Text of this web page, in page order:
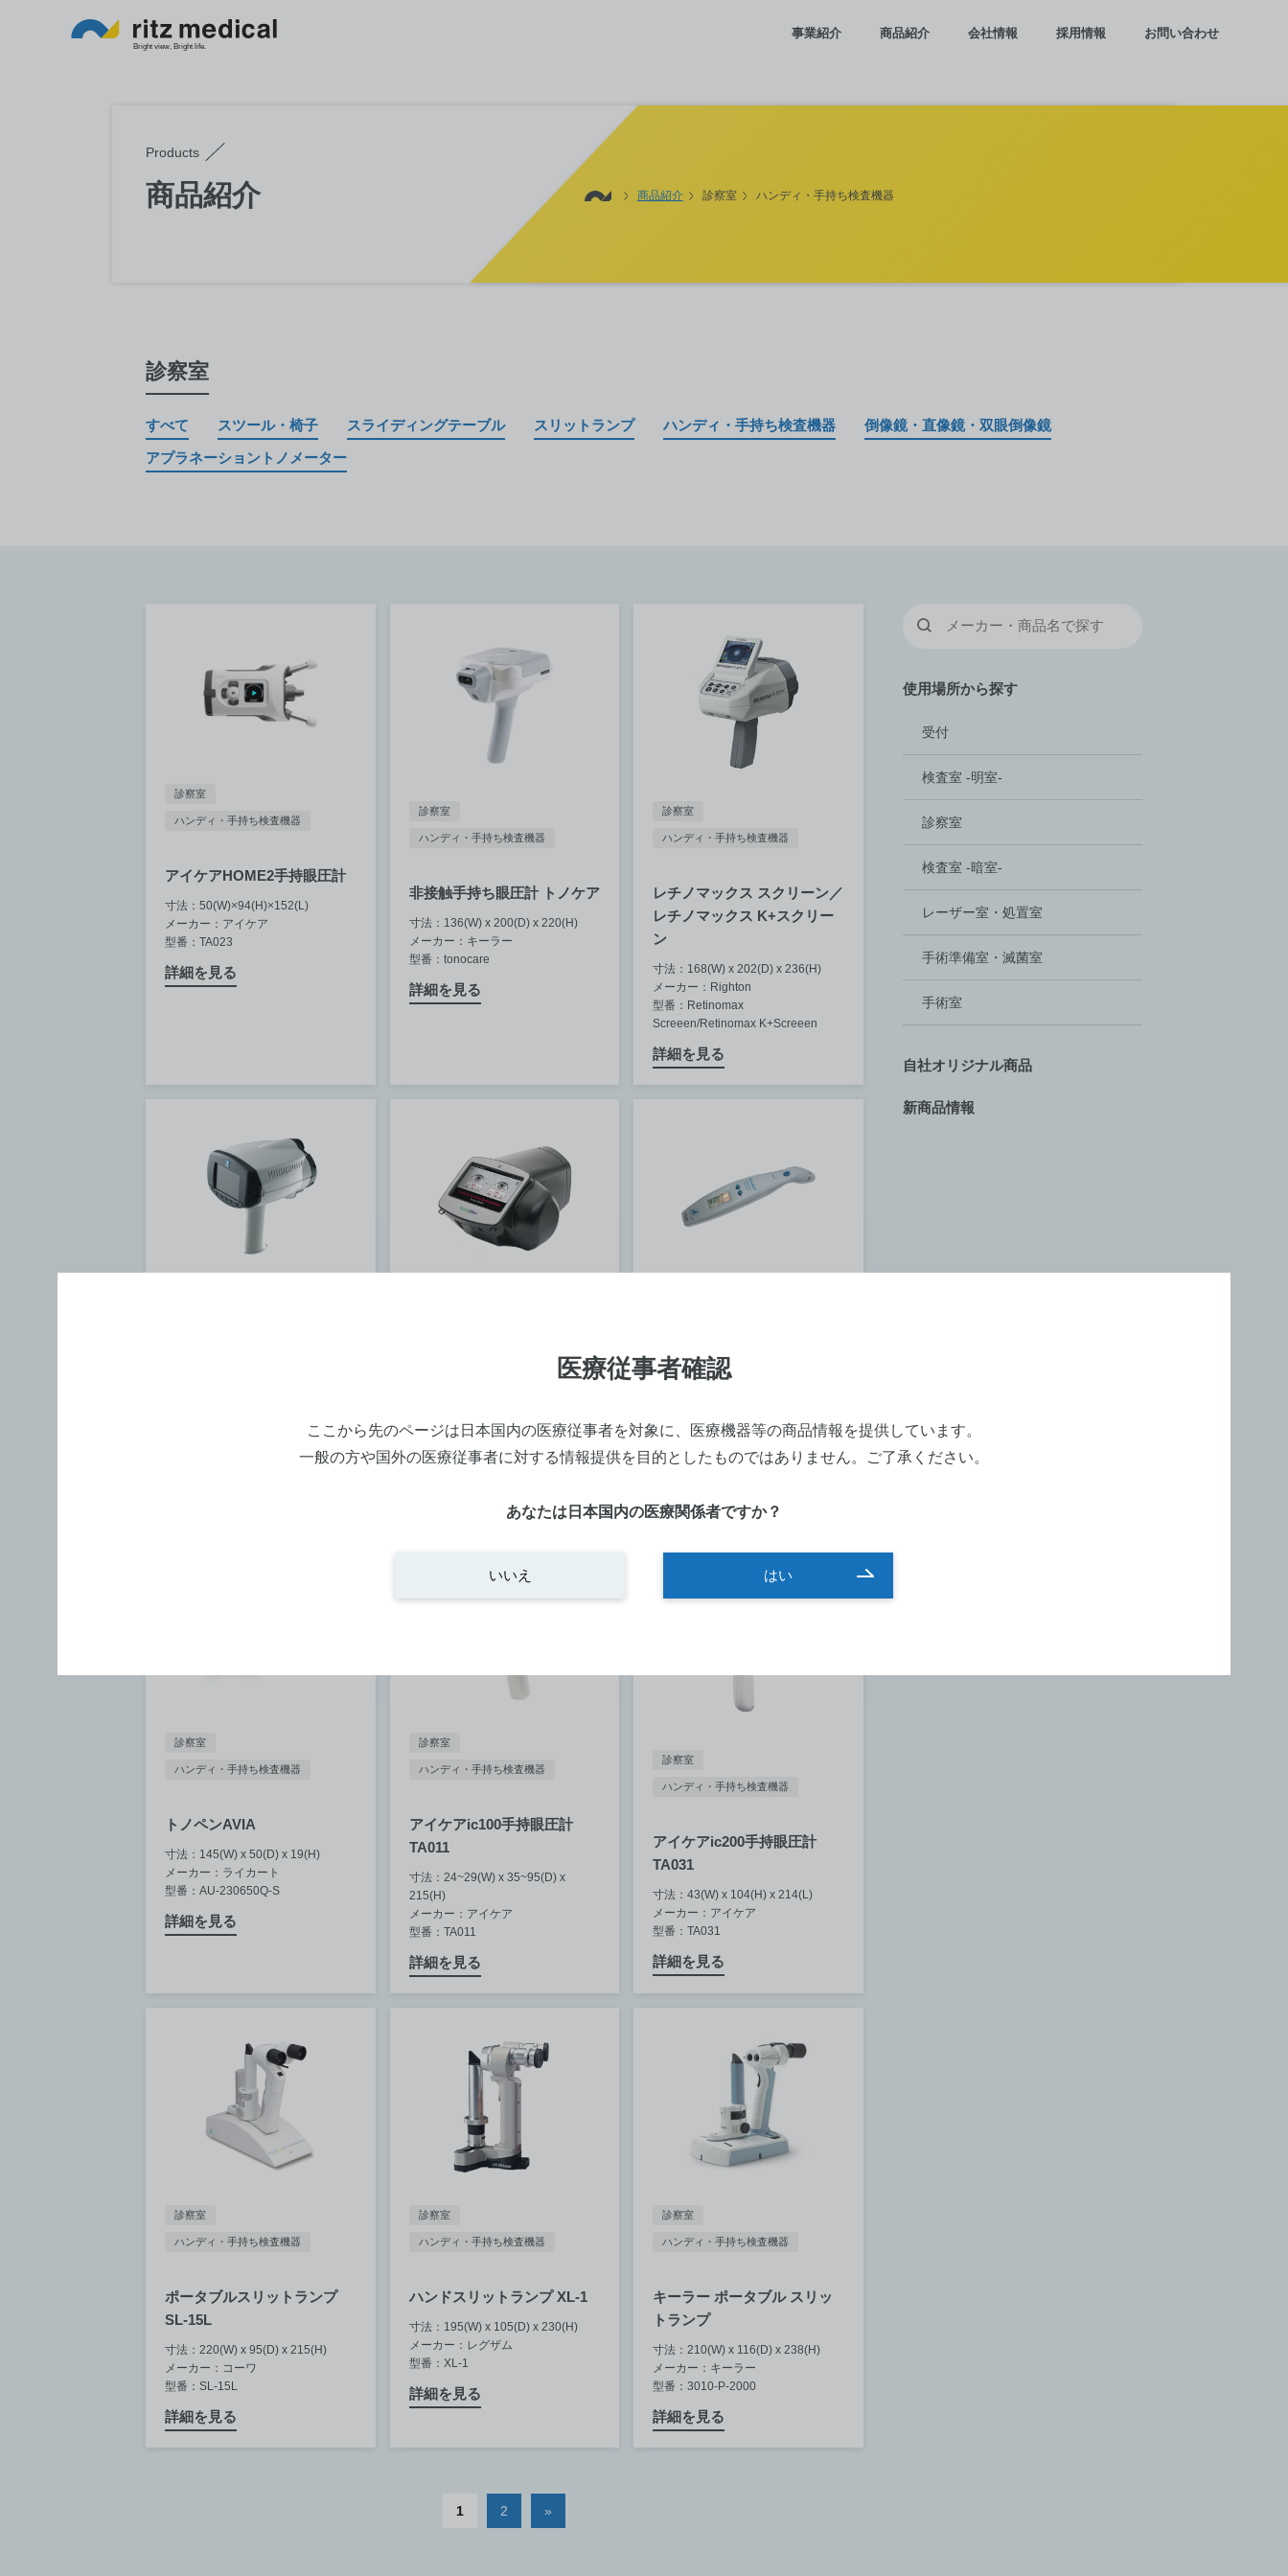
事業紹介 商品紹介 会社情報 採用情報 お問い合わせ
医療従事者確認
ここから先のページは日本国内の医療従事者を対象に、医療機器等の商品情報を提供しています。
一般の方や国外の医療従事者に対する情報提供を目的としたものではありません。ご了承ください。
あなたは日本国内の医療関係者ですか？
いいえ はい
商品紹介 診察室 ハンディ・手持ち検査機器
Products
商品紹介
診察室
すべて スツール・椅子 スライディングテーブル スリットランプ ハンディ・手持ち検査機器
倒像鏡・直像鏡・双眼倒像鏡
アプラネーショントノメーター
診察室
ハンディ・手持ち検査機器
アイケアHOME2手持眼圧計
寸法：50(W)×94(H)×152(L)
メーカー：アイケア
型番：TA023
詳細を見る
診察室
ハンディ・手持ち検査機器
非接触手持ち眼圧計 トノケア
寸法：136(W) x 200(D) x 220(H)
メーカー：キーラー
型番：tonocare
詳細を見る
診察室
ハンディ・手持ち検査機器
レチノマックス スクリーン／
レチノマックス K+スクリー
ン
寸法：168(W) x 202(D) x 236(H)
メーカー：Righton
型番：Retinomax
Screeen/Retinomax K+Screeen
詳細を見る
寸法：206(W) x 181(D) x 224(H)
寸法：152(W) x 203(D) x 102(H)
メーカー：ウェルチ・アレン
メーカー：ACCUTOME
型番：Accupen
診察室
ハンディ・手持ち検査機器
トノペンAVIA
寸法：145(W) x 50(D) x 19(H)
メーカー：ライカート
型番：AU-230650Q-S
詳細を見る
診察室
ハンディ・手持ち検査機器
アイケアic100手持眼圧計
TA011
寸法：24~29(W) x 35~95(D) x
215(H)
メーカー：アイケア
型番：TA011
詳細を見る
診察室
ハンディ・手持ち検査機器
アイケアic200手持眼圧計
TA031
寸法：43(W) x 104(H) x 214(L)
メーカー：アイケア
型番：TA031
詳細を見る
診察室
ハンディ・手持ち検査機器
ポータブルスリットランプ
SL-15L
寸法：220(W) x 95(D) x 215(H)
メーカー：コーワ
型番：SL-15L
詳細を見る
診察室
ハンディ・手持ち検査機器
ハンドスリットランプ XL-1
寸法：195(W) x 105(D) x 230(H)
メーカー：レグザム
型番：XL-1
詳細を見る
診察室
ハンディ・手持ち検査機器
キーラー ポータブル スリッ
トランプ
寸法：210(W) x 116(D) x 238(H)
メーカー：キーラー
型番：3010-P-2000
詳細を見る
1 2 »
使用場所から探す
受付
検査室 -明室-
診察室
検査室 -暗室-
レーザー室‏・処置室
手術準備室・滅菌室
手術室
自社オリジナル商品
新商品情報